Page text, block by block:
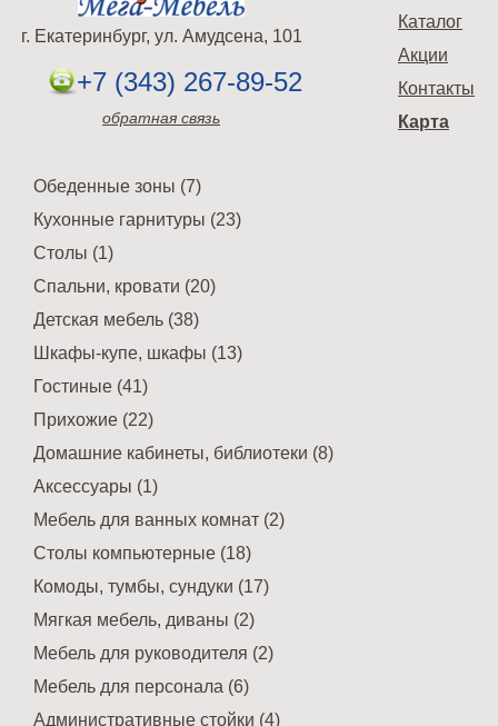
Каталог
Акции
Контакты
Карта
г. Екатеринбург, ул. Амудсена, 101
+7 (343) 267-89-52
обратная связь
Обеденные зоны (7)
Кухонные гарнитуры (23)
Столы (1)
Спальни, кровати (20)
Детская мебель (38)
Шкафы-купе, шкафы (13)
Гостиные (41)
Прихожие (22)
Домашние кабинеты, библиотеки (8)
Аксессуары (1)
Мебель для ванных комнат (2)
Столы компьютерные (18)
Комоды, тумбы, сундуки (17)
Мягкая мебель, диваны (2)
Мебель для руководителя (2)
Мебель для персонала (6)
Административные стойки (4)